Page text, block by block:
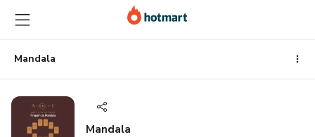
para
o
conteúdo
principal
para
o
pagamento
para
o
rodapé
Mandala
Mandala